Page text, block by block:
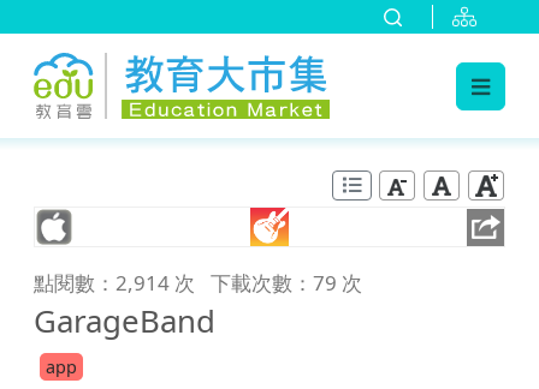
點閱數：2,914 次 下載次數：79 次
GarageBand
app